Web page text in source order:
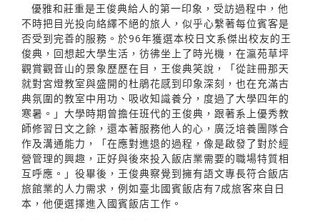
優雅和莊重是王俊典給人的第一印象，受訪過程中，他
不時把目光投向絡繹不絕的旅人，似乎心繫著每位賓客是
否受到完善的服務。於96年獲選本校日文系傑出校友的王
俊典，回想起大學生活，彷彿坐上了時光機，在瀛苑草坪
觀賞觀音山的景象歷歷在目，王俊典笑說，「從註冊那天
就對宮燈教室與盛開的杜鵑花感到印象深刻，也在充滿古
典氛圍的教室中用功、吸收知識養分，度過了大學四年的
寒暑。」大學時期曾擔任班代的王俊典，跟著系上優秀教
師修習日文之餘，還本著服務他人的心，廣泛培養團隊合
作及溝通能力，「在應對進退的過程，像是啟發了對於經
營管理的興趣，正好與後來投入飯店業需要的職場特質相
互呼應。」役畢後，王俊典察覺到擁有語文專長符合飯店
旅館業的人力需求，例如臺北國賓飯店有7成旅客來自日
本，他便選擇進入國賓飯店工作。